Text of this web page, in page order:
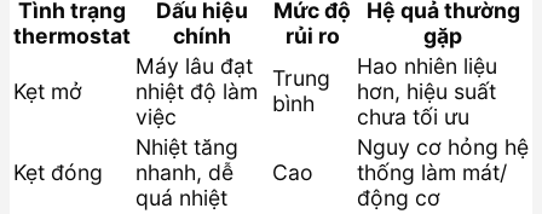
Tình trạng
thermostat
Dấu hiệu
chính
Mức độ
rủi ro
Hệ quả thường
gặp
Kẹt mở
Máy lâu đạt
nhiệt độ làm
việc
Trung
bình
Hao nhiên liệu
hơn, hiệu suất
chưa tối ưu
Kẹt đóng
Nhiệt tăng
nhanh, dễ
quá nhiệt
Cao
Nguy cơ hỏng hệ
thống làm mát/
động cơ